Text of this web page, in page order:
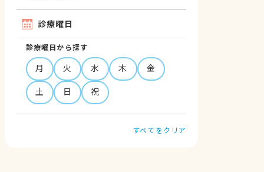
診療曜日
診療曜日から探す
月 火 水 木
金
土
日 祝
すべてをクリア